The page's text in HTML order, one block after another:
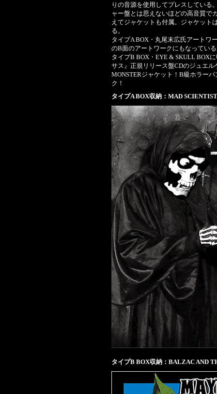
りの音源を使用してプレスしている
ャー盤とは思えないほどの高音質で
えてジャケットも付属。ジャケット
る。
タイプA BOX・丸尾末広氏アートワ
のB面のアートワークにもなってい
タイプB BOX・EYE & SKULL BOX
サス』正規リリース盤CDのジュエ
MONSTERジャケット！B級ホラー
ク！
タイプA BOX収納：MAD
タイプB BOX収納：BALZAC AND